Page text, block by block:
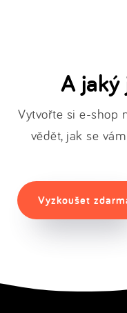
A jaký
Vytvořte si e-shop
vědět, jak se
Vyzkoušet